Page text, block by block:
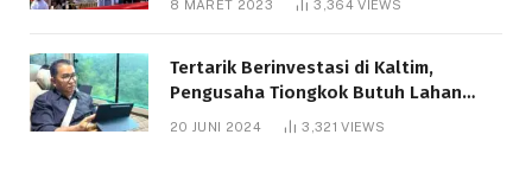
8 MARET 2023 3,364VIEWS
Tertarik Berinvestasi di Kaltim,
Pengusaha Tiongkok Butuh Lahan
1.000 Hektare
20 JUNI 2024 3,321VIEWS